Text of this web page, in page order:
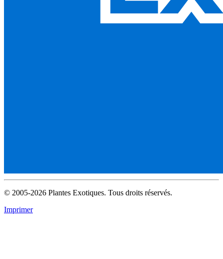
© 2005-2026 Plantes Exotiques. Tous droits réservés.
Imprimer